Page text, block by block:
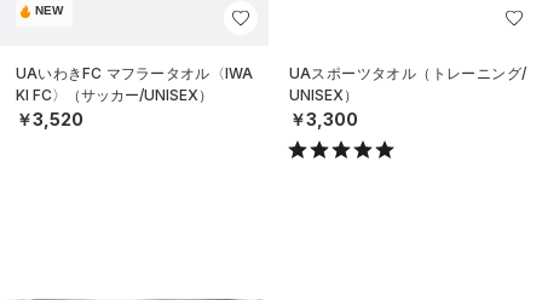
NEW
UAいわきFC マフラータオル〈IWA
KI FC〉（サッカー/UNISEX）
￥3,520
UAスポーツタオル（トレーニング/
UNISEX）
￥3,300